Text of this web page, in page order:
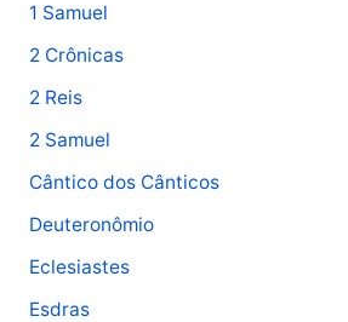
1 Samuel
2 Crônicas
2 Reis
2 Samuel
Cântico dos Cânticos
Deuteronômio
Eclesiastes
Esdras